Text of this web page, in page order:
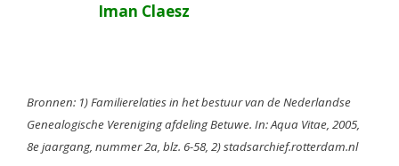
Iman Claesz
Bronnen: 1) Familierelaties in het bestuur van de Nederlandse
Genealogische Vereniging afdeling Betuwe. In: Aqua Vitae, 2005,
8e jaargang, nummer 2a, blz. 6-58, 2) stadsarchief.rotterdam.nl